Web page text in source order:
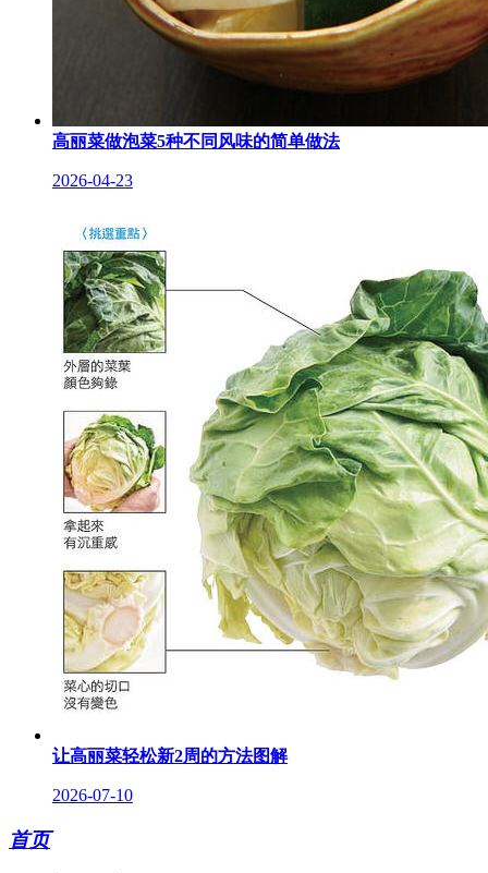
高丽菜做泡菜5种不同风味的简单做法
2026-04-23
让高丽菜轻松新2周的方法图解
2026-07-10
首页